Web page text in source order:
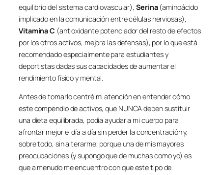
equilibrio del sistema cardiovascular), Serina(aminoácido
implicado en la comunicación entre células nerviosas),
Vitamina C (antioxidante potenciador del resto de efectos
por los otros activos, mejora las defensas), por lo que está
recomendado especialmente para estudiantes y
deportistas dadas sus capacidades de aumentar el
rendimiento físico y mental.
Antes de tomarlo centré mi atención en entender cómo
este compendio de activos, que NUNCA deben sustituir
una dieta equilibrada, podía ayudar a mi cuerpo para
afrontar mejor el día a día sin perder la concentración y,
sobre todo, sin alterarme, porque una de mis mayores
preocupaciones (y supongo que de muchas como yo) es
que a menudo me encuentro con que este tipo de